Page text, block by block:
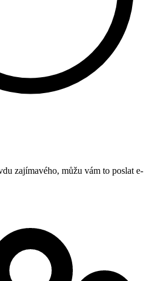
zajímavého, můžu vám to poslat e-